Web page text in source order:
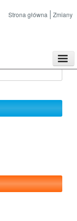
Strona główna Zmiany